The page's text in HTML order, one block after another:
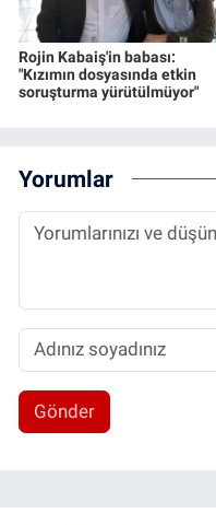
Rojin Kabaiş'in babası:
"Kızımın dosyasında etkin
soruşturma yürütülmüyor"
Yorumlar
Gönder